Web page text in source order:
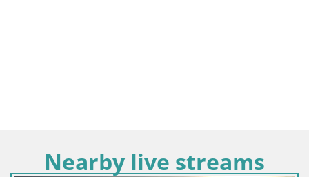
Nearby live streams